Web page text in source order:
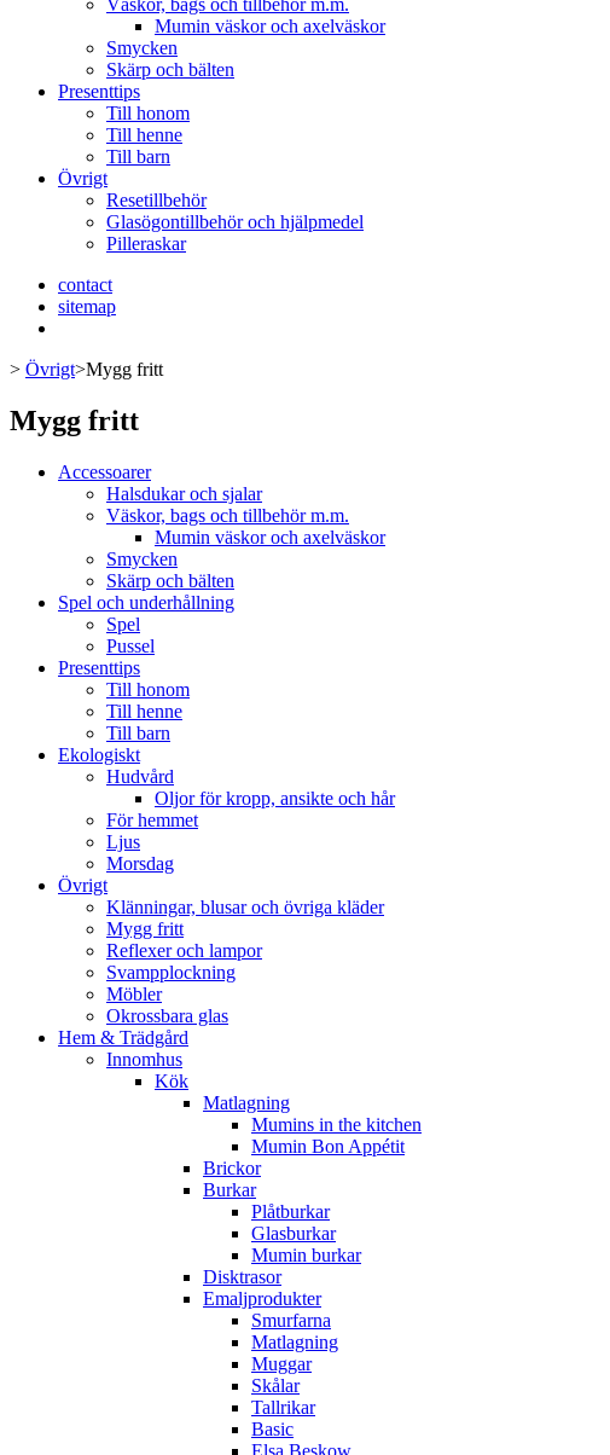
Väskor, bags och tillbehör m.m.
Mumin väskor och axelväskor
Smycken
Skärp och bälten
Presenttips
Till honom
Till henne
Till barn
Övrigt
Resetillbehör
Glasögontillbehör och hjälpmedel
Pilleraskar
contact
sitemap
> Övrigt>Mygg fritt
Mygg fritt
Accessoarer
Halsdukar och sjalar
Väskor, bags och tillbehör m.m.
Mumin väskor och axelväskor
Smycken
Skärp och bälten
Spel och underhållning
Spel
Pussel
Presenttips
Till honom
Till henne
Till barn
Ekologiskt
Hudvård
Oljor för kropp, ansikte och hår
För hemmet
Ljus
Morsdag
Övrigt
Klänningar, blusar och övriga kläder
Mygg fritt
Reflexer och lampor
Svampplockning
Möbler
Okrossbara glas
Hem & Trädgård
Innomhus
Kök
Matlagning
Mumins in the kitchen
Mumin Bon Appétit
Brickor
Burkar
Plåtburkar
Glasburkar
Mumin burkar
Disktrasor
Emaljprodukter
Smurfarna
Matlagning
Muggar
Skålar
Tallrikar
Basic
Elsa Beskow